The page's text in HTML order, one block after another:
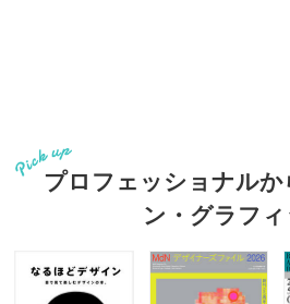
プロフェッショナルか
ン・グラフ